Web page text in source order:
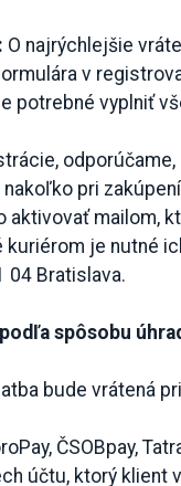
O najrýchlejšie
v
potrebné vyplniť
odporúčame,
pri
aktivovať mailom,
je nutné
04 Bratislava.
spôsobu
bude vrátená
ČSOBpay,
účtu, ktorý klient